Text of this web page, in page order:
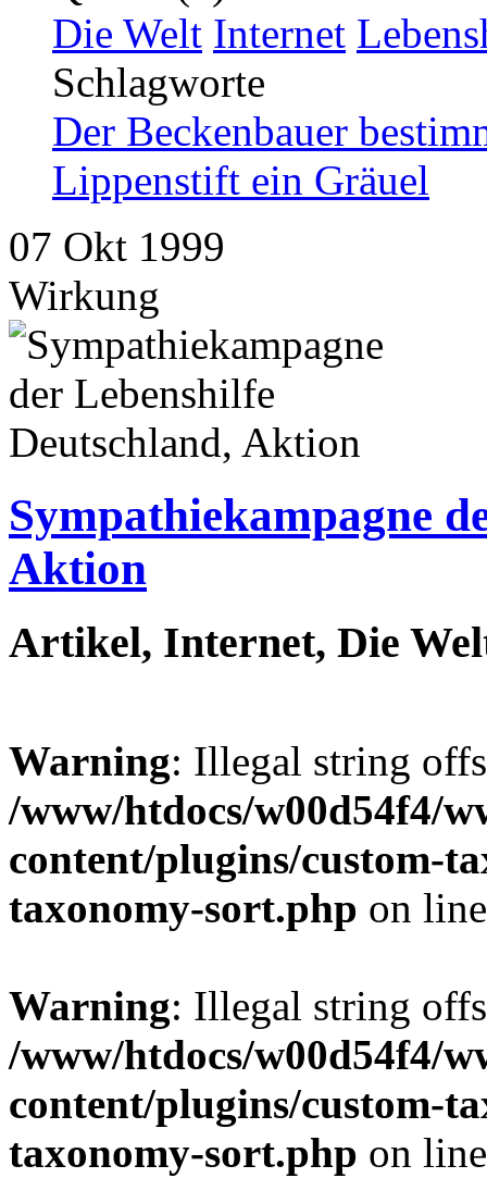
Die Welt Internet
Schlagworte
Der Beckenbauer
Lippenstift ein Gräuel
07 Okt 1999
Wirkung
Sympathiekampagne
Aktion
Artikel, Internet, Die
Warning: Illegal string
/www/htdocs/w00d54f4/
content/plugins/custom-
taxonomy-sort.php on
Warning: Illegal string
/www/htdocs/w00d54f4/
content/plugins/custom-
taxonomy-sort.php on